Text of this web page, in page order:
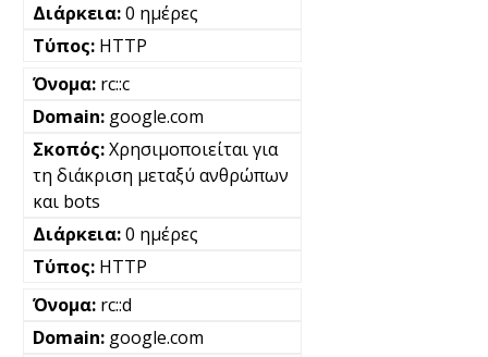
0 ημέρες
HTTP
rc::c
google.com
Χρησιμοποιείται για
τη διάκριση μεταξύ ανθρώπων
και bots
0 ημέρες
HTTP
rc::d
google.com